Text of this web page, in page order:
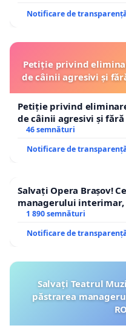
Notificare de
Petiție privind
de câinii agresivi și
Petiție privind
de câinii agresivi și
46 semnături
Notificare de
Salvați Opera Brașov!
managerului interimar,
1 890 semnături
Notificare de
Salvați Teatrul
păstrarea